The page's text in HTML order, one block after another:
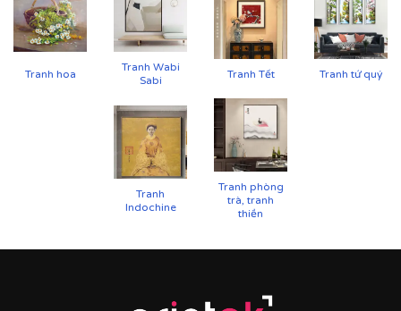
Tranh hoa
Tranh Wabi
Sabi
Tranh Tết Tranh tứ quý
Tranh
Indochine
Tranh phòng
trà, tranh
thiền